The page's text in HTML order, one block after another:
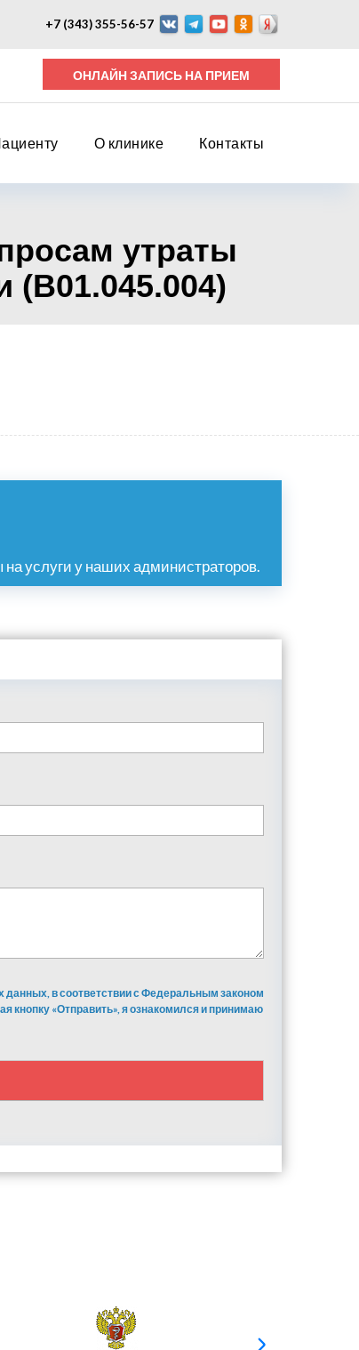
+7 (343) 355-56-57
ОНЛАЙН ЗАПИСЬ НА ПРИЕМ
О клинике Контакты
утраты
услуги у наших администраторов.
данных, в соответствии с Федеральным законом
«Отправить», я ознакомился и принимаю